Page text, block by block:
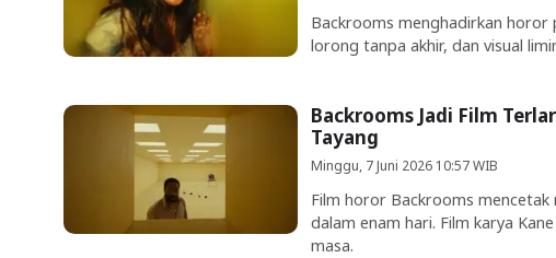
Backrooms menghadirkan
lorong tanpa akhir, dan visual
Backrooms Jadi Film
Tayang
Minggu, 7 Juni 2026 10:57 WIB
Film horor Backrooms
dalam enam hari. Film karya
masa.